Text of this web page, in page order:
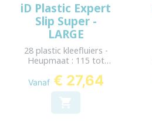
iD Plastic Expert
Slip Super -
LARGE
28 plastic kleefluiers -
Heupmaat : 115 tot
Vanaf € 27,64
